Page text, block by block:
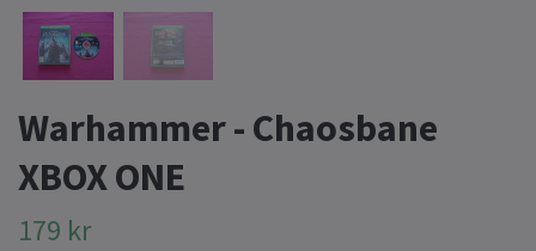
Warhammer - Chaosbane
XBOX ONE
179 kr